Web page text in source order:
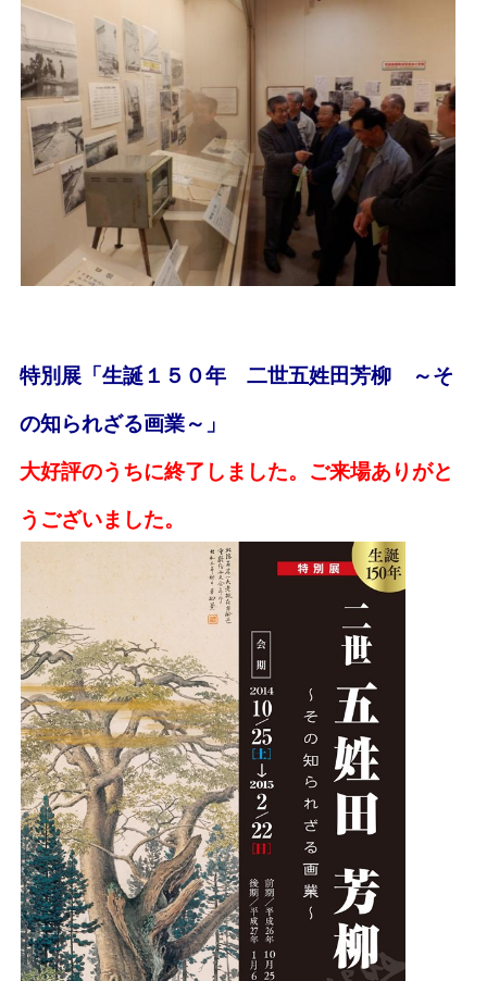
特別展「生誕１５０年 二世五姓田芳柳 ～そ
の知られざる画業～」
大好評のうちに終了しました。ご来場ありがと
うございました。